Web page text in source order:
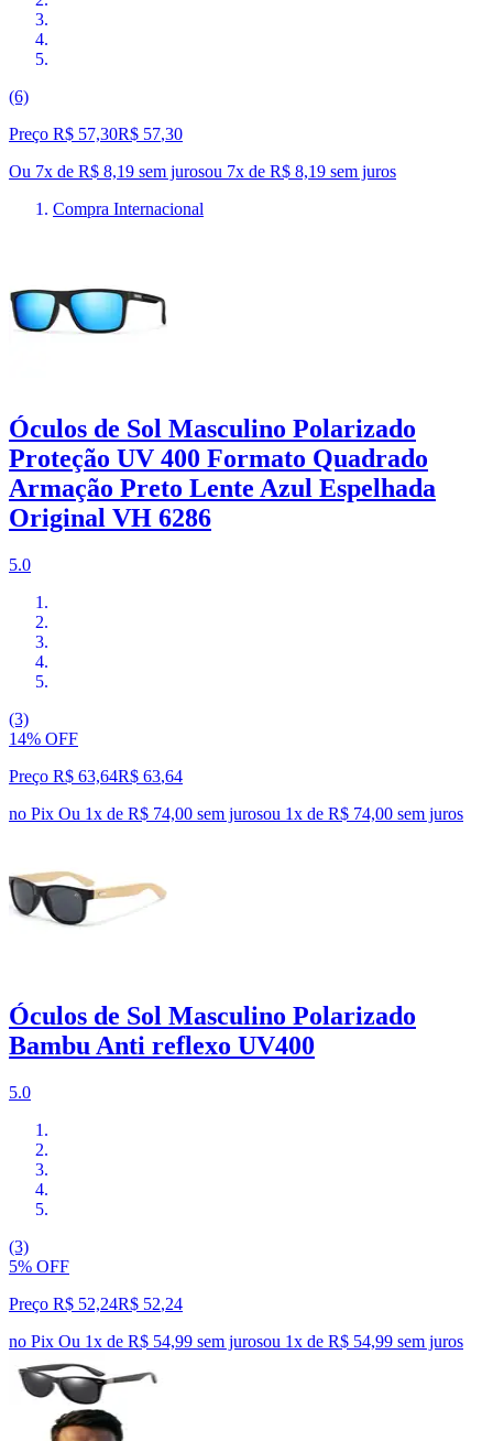
(6)
Preço R$ 57,30R$ 57,30
Ou 7x de R$ 8,19 sem jurosou 7x de R$ 8,19 sem juros
Compra Internacional
Óculos de Sol Masculino Polarizado
Proteção UV 400 Formato Quadrado
Armação Preto Lente Azul Espelhada
Original VH 6286
5.0
(3)
14% OFF
Preço R$ 63,64R$ 63,64
no Pix Ou 1x de R$ 74,00 sem jurosou 1x de R$ 74,00 sem juros
Óculos de Sol Masculino Polarizado
Bambu Anti reflexo UV400
5.0
(3)
5% OFF
Preço R$ 52,24R$ 52,24
no Pix Ou 1x de R$ 54,99 sem jurosou 1x de R$ 54,99 sem juros